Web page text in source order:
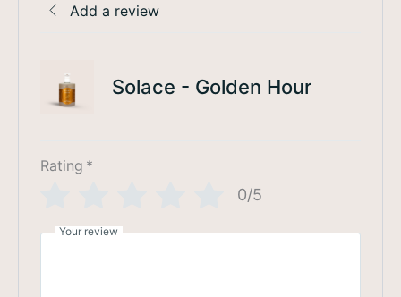
Add a review
Solace - Golden Hour
Rating *
0/5
Your review